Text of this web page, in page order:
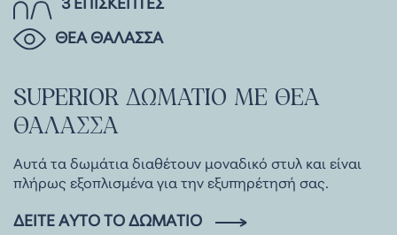
3 ΕΠΙΣΚΕΠΤΕΣ
ΘΕΑ ΘΑΛΑΣΣΑ
SUPERIOR ΔΩΜΑΤΙΟ ΜΕ ΘΕΑ
ΘΑΛΑΣΣΑ
Αυτά τα δωμάτια διαθέτουν μοναδικό στυλ και είναι
πλήρως εξοπλισμένα για την εξυπηρέτησή σας.
ΔΕΊΤΕ ΑΥΤΌ ΤΟ ΔΩΜΆΤΙΟ